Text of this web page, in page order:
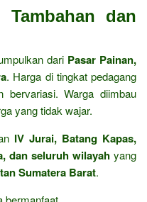
Tambahan dan
dari Pasar Painan,
. Harga di tingkat pedagang
Warga diimbau
yang tidak wajar.
IV Jurai, Batang Kapas,
dan seluruh wilayah yang
Sumatera Barat.